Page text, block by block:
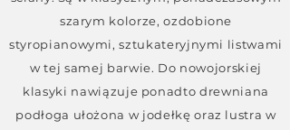
szarym kolorze, ozdobione
styropianowymi, sztukateryjnymi listwami
w tej samej barwie. Do nowojorskiej
klasyki nawiązuje ponadto drewniana
podłoga ułożona w jodełkę oraz lustra w